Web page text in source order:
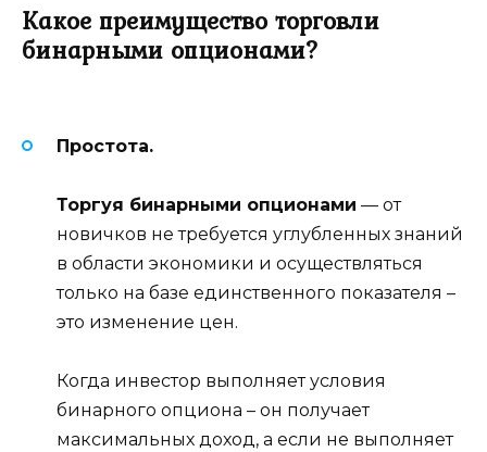
Какое преимущество торговли
бинарными опционами?
Простота.
Торгуя бинарными опционами — от
новичков не требуется углубленных знаний
в области экономики и осуществляться
только на базе единственного показателя –
это изменение цен.
Когда инвестор выполняет условия
бинарного опциона – он получает
максимальных доход, а если не выполняет